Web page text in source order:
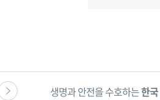
생명과 안전을 수호하는한